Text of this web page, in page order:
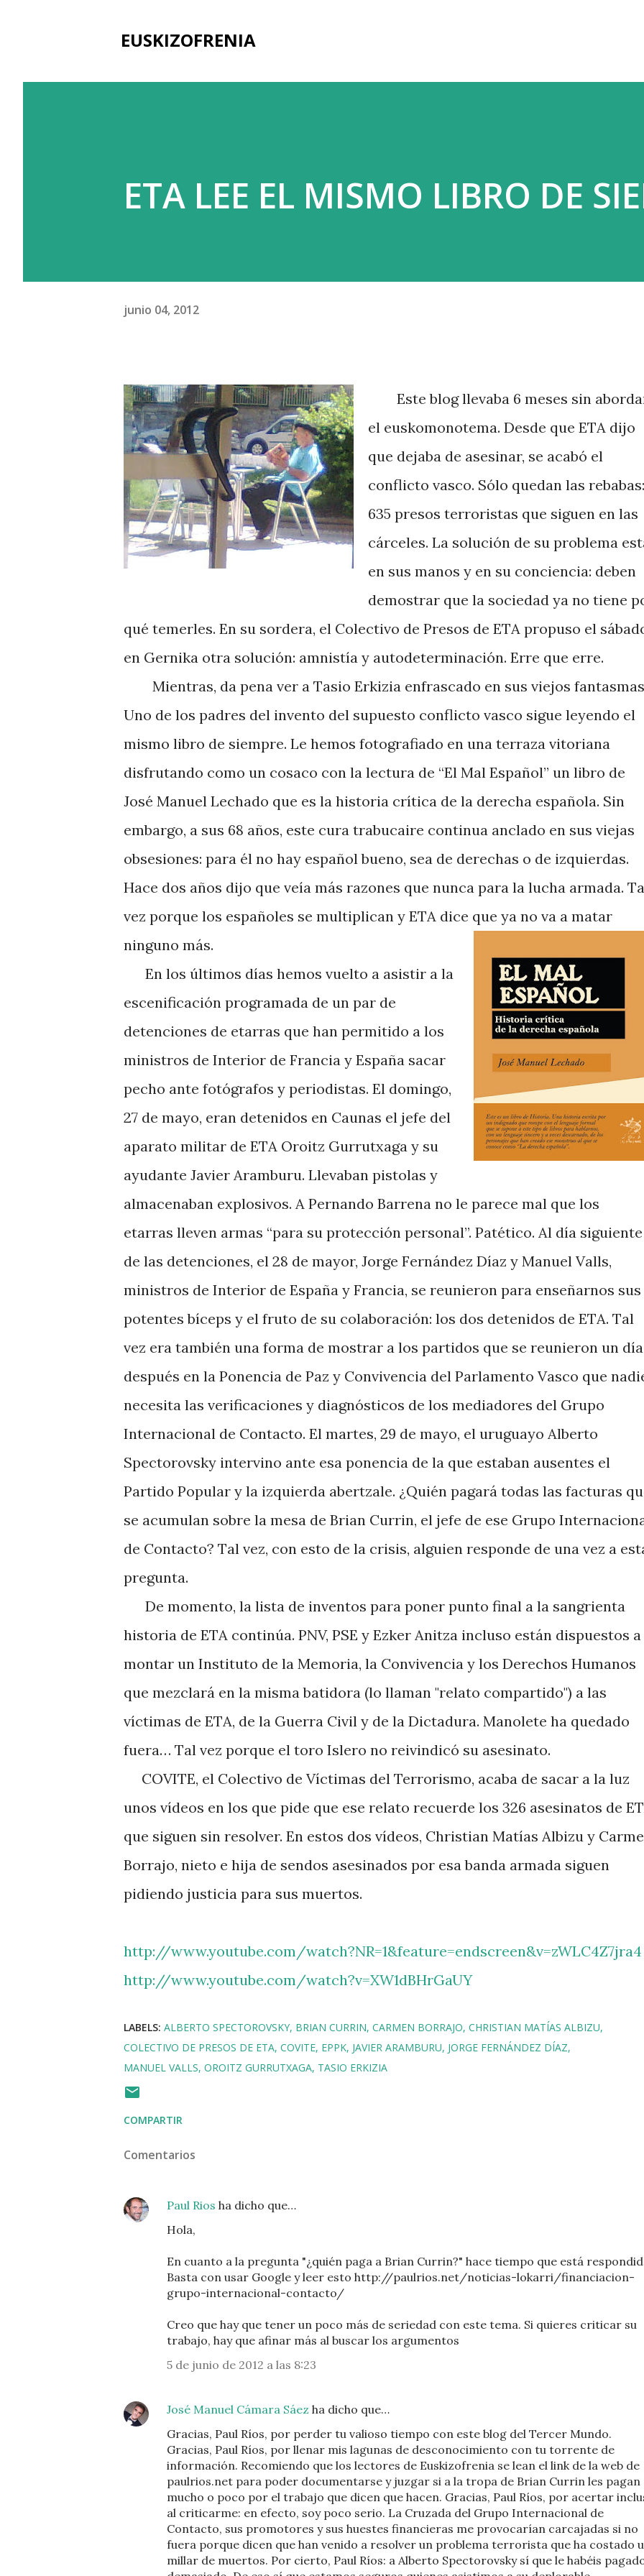
EUSKIZOFRENIA
ETA LEE EL MISMO LIBRO DE
junio 04, 2012
Este blog llevaba 6 meses sin
el euskomonotema. Desde que ETA dijo
que dejaba de asesinar, se acabó el
conflicto vasco. Sólo quedan las rebabas:
635 presos terroristas que siguen en las
cárceles. La solución de su problema
en sus manos y en su conciencia: deben
demostrar que la sociedad ya no tiene
qué temerles. En su sordera, el Colectivo de Presos de ETA propuso el
en Gernika otra solución: amnistía y autodeterminación. Erre que erre.
Mientras, da pena ver a Tasio Erkizia enfrascado en sus viejos
Uno de los padres del invento del supuesto conflicto vasco sigue leyendo el
mismo libro de siempre. Le hemos fotografiado en una terraza vitoriana
disfrutando como un cosaco con la lectura de “El Mal Español” un libro de
José Manuel Lechado que es la historia crítica de la derecha española. Sin
embargo, a sus 68 años, este cura trabucaire continua anclado en sus viejas
obsesiones: para él no hay español bueno, sea de derechas o de izquierdas.
Hace dos años dijo que veía más razones que nunca para la lucha armada.
vez porque los españoles se multiplican y ETA dice que ya no va a matar
ninguno más.
En los últimos días hemos vuelto a asistir a la
escenificación programada de un par de
detenciones de etarras que han permitido a los
ministros de Interior de Francia y España sacar
pecho ante fotógrafos y periodistas. El domingo,
27 de mayo, eran detenidos en Caunas el jefe del
aparato militar de ETA Oroitz Gurrutxaga y su
ayudante Javier Aramburu. Llevaban pistolas y
almacenaban explosivos. A Pernando Barrena no le parece mal que los
etarras lleven armas “para su protección personal”. Patético. Al día siguiente
de las detenciones, el 28 de mayor, Jorge Fernández Díaz y Manuel Valls,
ministros de Interior de España y Francia, se reunieron para enseñarnos sus
potentes bíceps y el fruto de su colaboración: los dos detenidos de ETA. Tal
vez era también una forma de mostrar a los partidos que se reunieron un día
después en la Ponencia de Paz y Convivencia del Parlamento Vasco que
necesita las verificaciones y diagnósticos de los mediadores del Grupo
Internacional de Contacto. El martes, 29 de mayo, el uruguayo Alberto
Spectorovsky intervino ante esa ponencia de la que estaban ausentes el
Partido Popular y la izquierda abertzale. ¿Quién pagará todas las facturas
se acumulan sobre la mesa de Brian Currin, el jefe de ese Grupo
de Contacto? Tal vez, con esto de la crisis, alguien responde de una vez a
pregunta.
De momento, la lista de inventos para poner punto final a la sangrienta
historia de ETA continúa. PNV, PSE y Ezker Anitza incluso están dispuestos a
montar un Instituto de la Memoria, la Convivencia y los Derechos Humanos
que mezclará en la misma batidora (lo llaman "relato compartido") a las
víctimas de ETA, de la Guerra Civil y de la Dictadura. Manolete ha quedado
fuera… Tal vez porque el toro Islero no reivindicó su asesinato.
COVITE, el Colectivo de Víctimas del Terrorismo, acaba de sacar a la luz
unos vídeos en los que pide que ese relato recuerde los 326 asesinatos de
que siguen sin resolver. En estos dos vídeos, Christian Matías Albizu y
Borrajo, nieto e hija de sendos asesinados por esa banda armada siguen
pidiendo justicia para sus muertos.
http://www.youtube.com/watch?NR=1&feature=endscreen&v=zWLC4Z7jra4
http://www.youtube.com/watch?v=XW1dBHrGaUY
LABELS: ALBERTO SPECTOROVSKY BRIAN CURRIN CARMEN BORRAJO CHRISTIAN MATÍAS ALBIZU
COLECTIVO DE PRESOS DE ETA COVITE EPPK JAVIER ARAMBURU JORGE FERNÁNDEZ DÍAZ
MANUEL VALLS OROITZ GURRUTXAGA TASIO ERKIZIA
COMPARTIR
Comentarios
Paul Rios ha dicho que…
Hola,
En cuanto a la pregunta "¿quién paga a Brian Currin?" hace tiempo que está
Basta con usar Google y leer esto http://paulrios.net/noticias-lokarri/financiacion-
grupo-internacional-contacto/
Creo que hay que tener un poco más de seriedad con este tema. Si quieres criticar su
trabajo, hay que afinar más al buscar los argumentos
5 de junio de 2012 a las 8:23
José Manuel Cámara Sáez ha dicho que…
Gracias, Paul Ríos, por perder tu valioso tiempo con este blog del Tercer Mundo.
Gracias, Paul Ríos, por llenar mis lagunas de desconocimiento con tu torrente de
información. Recomiendo que los lectores de Euskizofrenia se lean el link de la web de
paulrios.net para poder documentarse y juzgar si a la tropa de Brian Currin les pagan
mucho o poco por el trabajo que dicen que hacen. Gracias, Paul Ríos, por acertar
al criticarme: en efecto, soy poco serio. La Cruzada del Grupo Internacional de
Contacto, sus promotores y sus huestes financieras me provocarían carcajadas si no
fuera porque dicen que han venido a resolver un problema terrorista que ha costado
millar de muertos. Por cierto, Paul Ríos: a Alberto Spectorovsky sí que le habéis